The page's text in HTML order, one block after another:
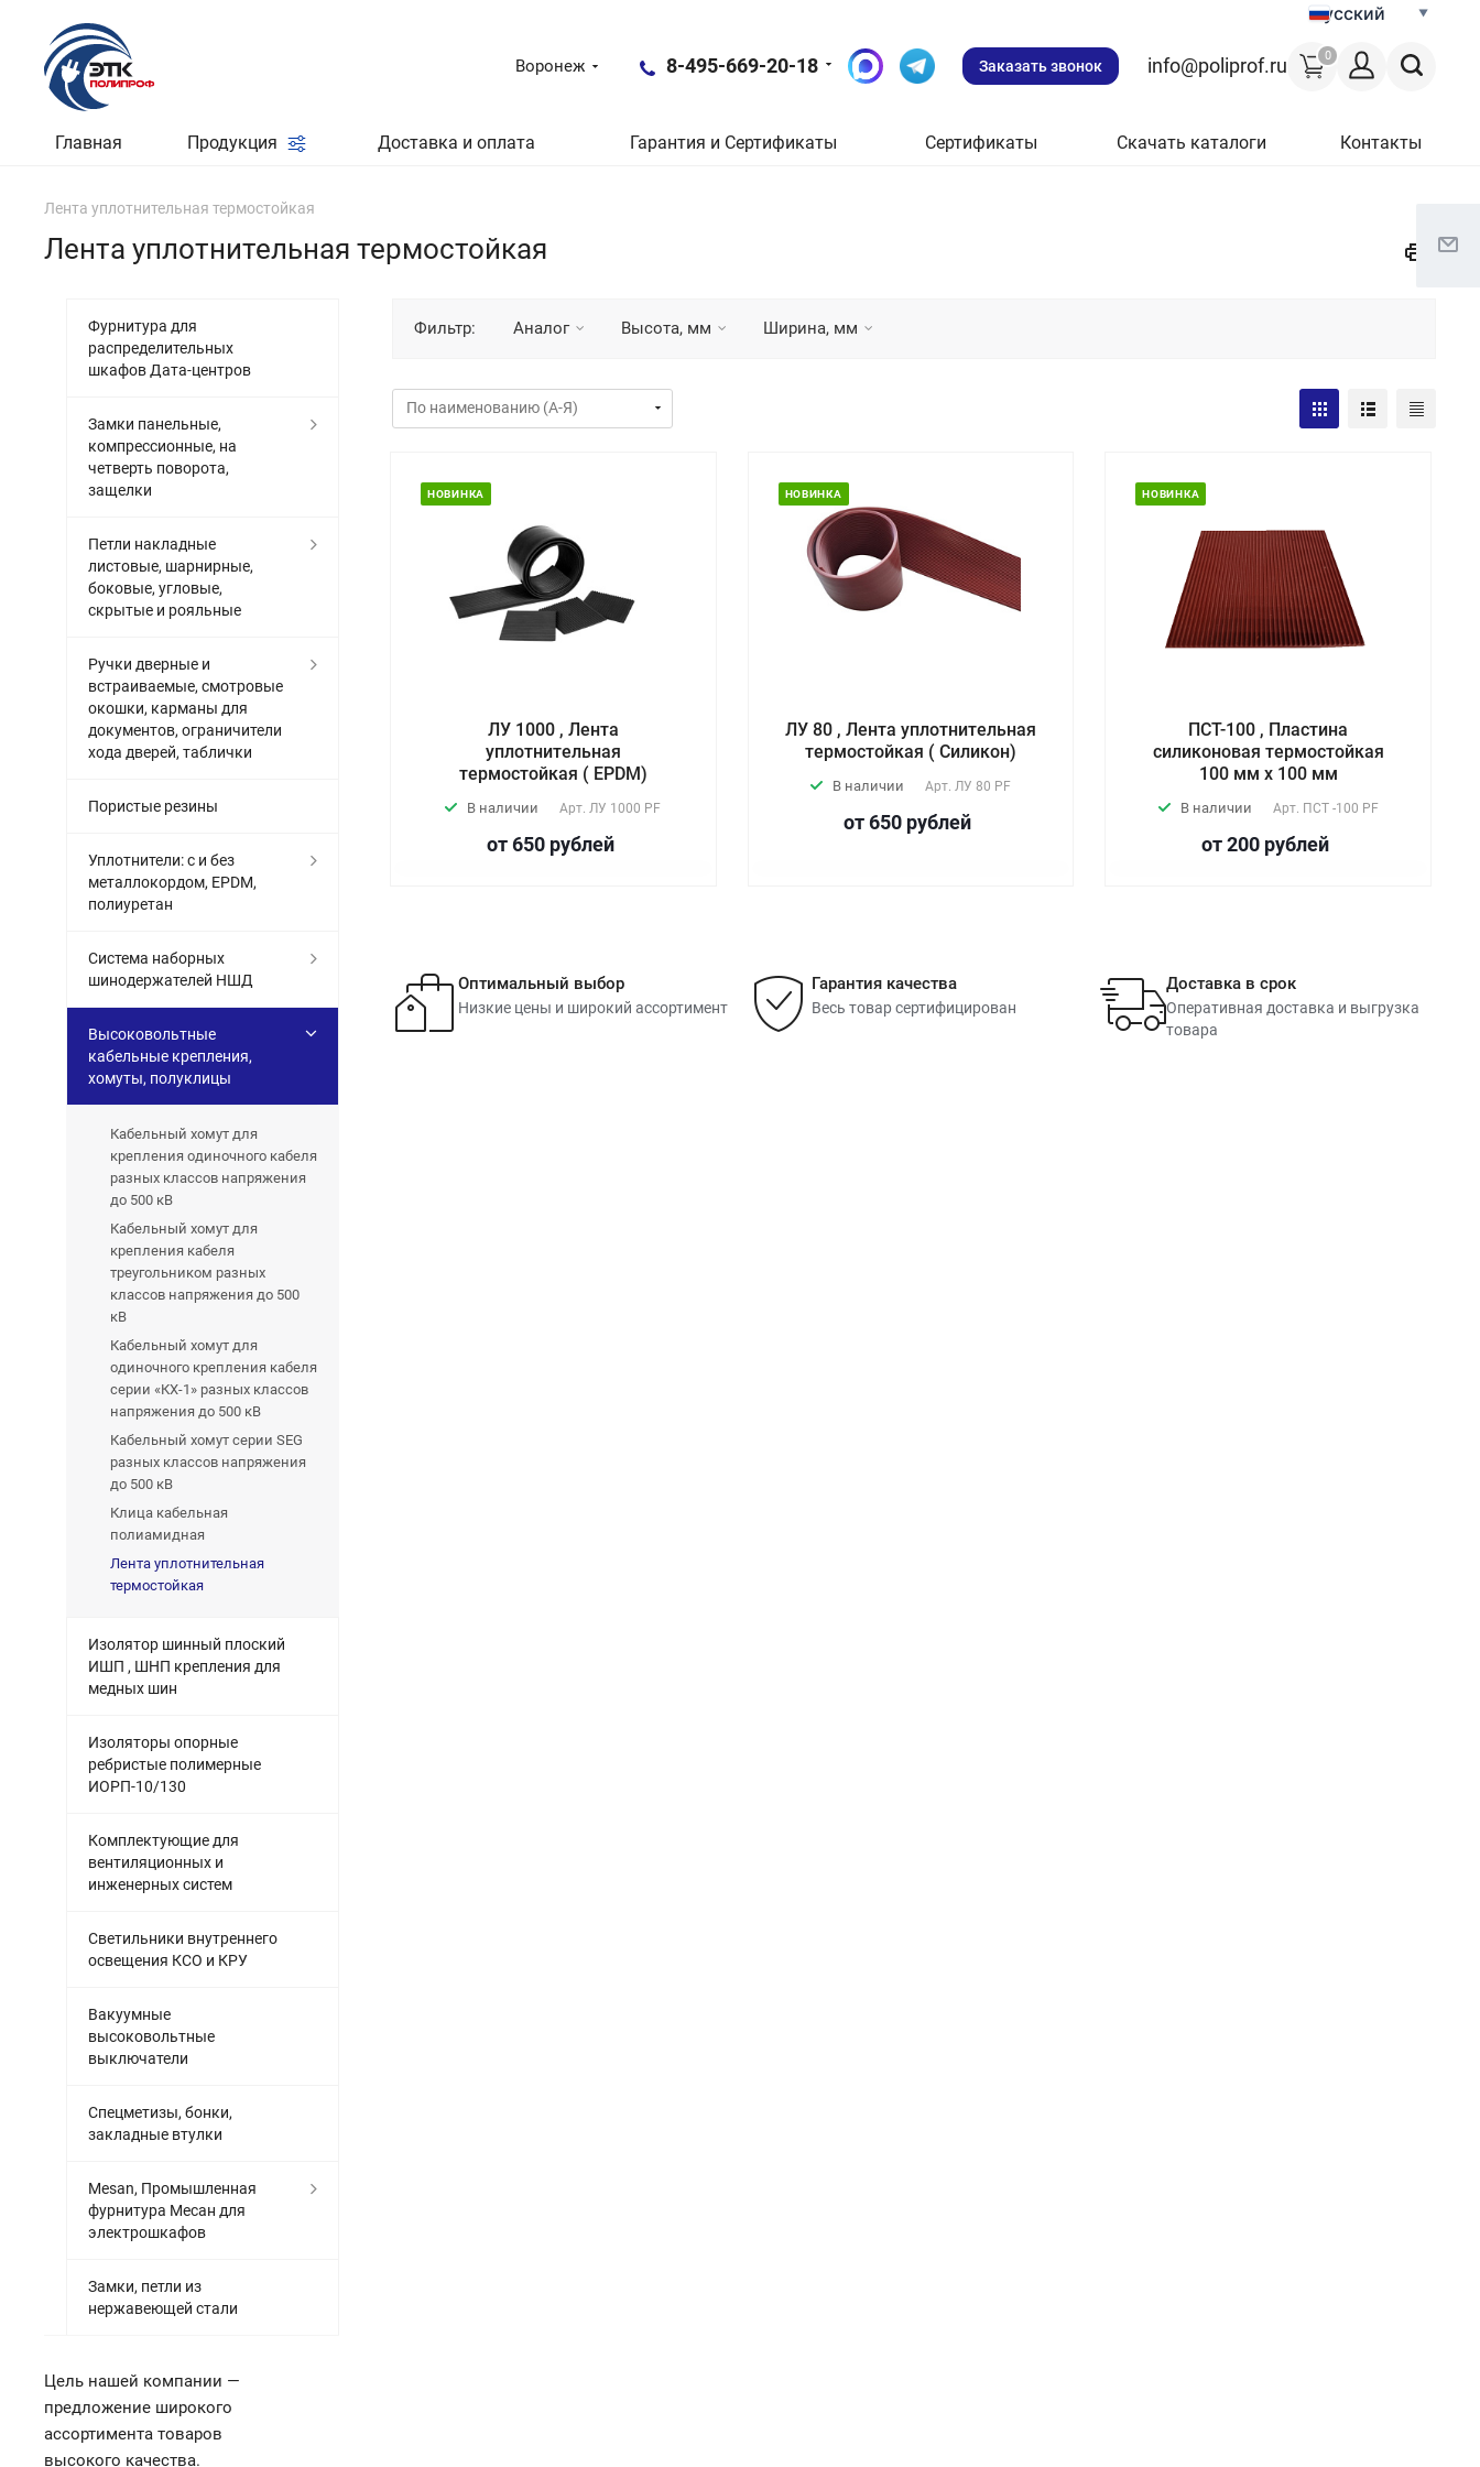
Русский
0
Воронеж 8-495-669-20-18 Заказать звонок info@poliprof.ru
Главная Продукция Доставка и оплата Гарантия и Сертификаты Сертификаты Скачать каталоги Контакты
Лента уплотнительная термостойкая
Лента уплотнительная термостойкая
Фильтр: Аналог Высота, мм Ширина, мм
НОВИНКА
ЛУ 1000 , Лента
уплотнительная
термостойкая ( EPDM)
В наличии Арт.ЛУ 1000 PF
от 650 рублей
НОВИНКА
ЛУ 80 , Лента уплотнительная
термостойкая ( Силикон)
В наличии Арт. ЛУ 80 PF
от 650 рублей
НОВИНКА
ПСТ-100 , Пластина
силиконовая термостойкая
100 мм х 100 мм
В наличии Арт. ПСТ -100 PF
от 200 рублей
Оптимальный выбор
Низкие цены и широкий ассортимент
Гарантия качества
Весь товар сертифицирован
Доставка в срок
Оперативная доставка и выгрузка
товара
Фурнитура для
распределительных
шкафов Дата-центров
Замки панельные,
компрессионные, на
четверть поворота,
защелки
Петли накладные
листовые, шарнирные,
боковые, угловые,
скрытые и рояльные
Ручки дверные и
встраиваемые, смотровые
окошки, карманы для
документов, ограничители
хода дверей, таблички
Пористые резины
Уплотнители: с и без
металлокордом, EPDM,
полиуретан
Система наборных
шинодержателей НШД
Высоковольтные
кабельные крепления,
хомуты, полуклицы
Кабельный хомут для
крепления одиночного кабеля
разных классов напряжения
до 500 кВ
Кабельный хомут для
крепления кабеля
треугольником разных
классов напряжения до 500
кВ
Кабельный хомут для
одиночного крепления кабеля
серии «КХ-1» разных классов
напряжения до 500 кВ
Кабельный хомут серии SEG
разных классов напряжения
до 500 кВ
Клица кабельная
полиамидная
Лента уплотнительная
термостойкая
Изолятор шинный плоский
ИШП , ШНП крепления для
медных шин
Изоляторы опорные
ребристые полимерные
ИОРП-10/130
Комплектующие для
вентиляционных и
инженерных систем
Светильники внутреннего
освещения КСО и КРУ
Вакуумные
высоковольтные
выключатели
Спецметизы, бонки,
закладные втулки
Mesan, Промышленная
фурнитура Месан для
электрошкафов
Замки, петли из
нержавеющей стали
Цель нашей компании —
предложение широкого
ассортимента товаров
высокого качества.